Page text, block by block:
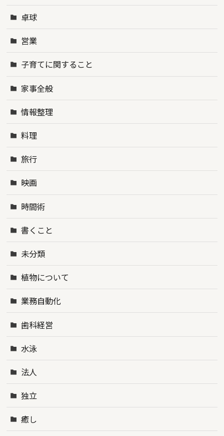
卓球
営業
子育てに関すること
家事全般
情報整理
料理
旅行
映画
時間術
書くこと
未分類
植物について
業務自動化
歯科経営
水泳
法人
独立
癒し